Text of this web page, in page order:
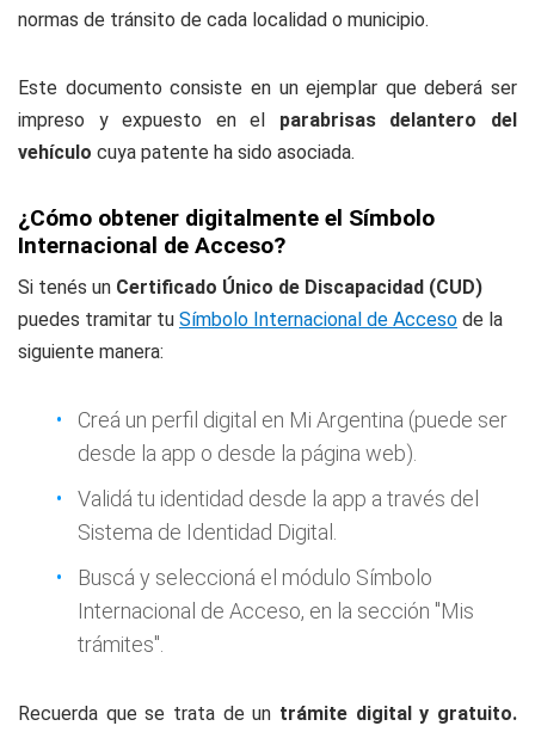
normas de tránsito de cada localidad o municipio.
Este documento consiste en un ejemplar que deberá ser
impreso y expuesto en el parabrisas delantero del
vehículo cuya patente ha sido asociada.
¿Cómo obtener digitalmente el Símbolo
Internacional de Acceso?
Si tenés un Certificado Único de Discapacidad (CUD)
puedes tramitar tu Símbolo Internacional de Acceso de la
siguiente manera:
Creá un perfil digital en Mi Argentina (puede ser
desde la app o desde la página web).
Validá tu identidad desde la app a través del
Sistema de Identidad Digital.
Buscá y seleccioná el módulo Símbolo
Internacional de Acceso, en la sección "Mis
trámites".
Recuerda que se trata de un trámite digital y gratuito.